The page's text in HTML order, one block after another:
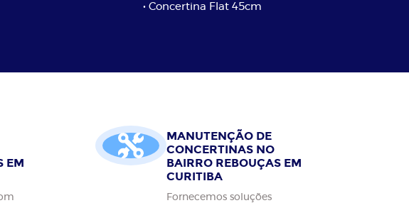
• Concertina Flat 45cm
EM
MANUTENÇÃO DE
CONCERTINAS NO
BAIRRO REBOUÇAS EM
CURITIBA
Fornecemos soluções